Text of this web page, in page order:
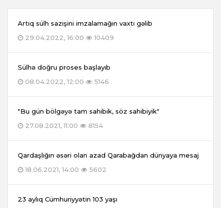
Artıq sülh sazişini imzalamağın vaxtı gəlib
29.04.2022, 16:00
10409
Sülhə doğru proses başlayıb
08.04.2022, 12:00
5146
"Bu gün bölgəyə tam sahibik, söz sahibiyik"
27.08.2021, 11:00
8154
Qardaşlığın əsəri olan azad Qarabağdan dünyaya mesaj
18.06.2021, 14:00
5602
23 aylıq Cümhuriyyətin 103 yaşı